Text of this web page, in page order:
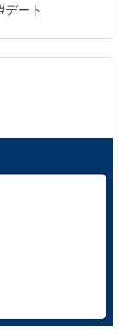
」です。バタ
美味しかった
に私はナンよ
ますよね。 そ
ントして貰い
デート